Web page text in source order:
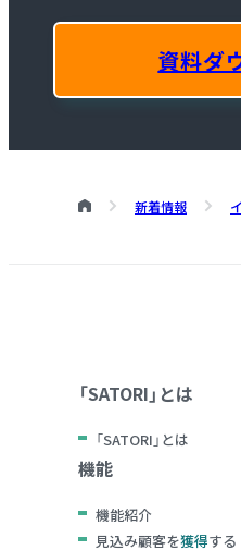
資料ダ
新着情報
「SATORI」とは
「SATORI」とは
機能
機能紹介
見込み顧客を獲得する